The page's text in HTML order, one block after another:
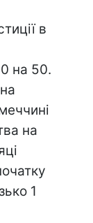
в
на 50.
на
1